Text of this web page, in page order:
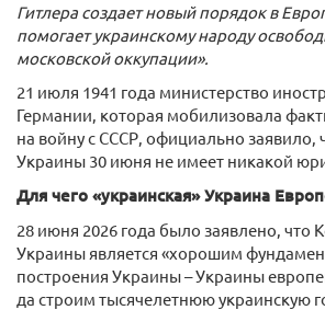
Гитлера создает новый порядок в
помогает украинскому народу
московской оккупации».
21 июля 1941 года министерство
Германии, которая мобилизовала
на войну с СССР, официально заявило,
Украины 30 июня не имеет никакой
Для чего «украинская» Украина
28 июня 2026 года было заявлено, что
Украины является «хорошим
построения Украины – Украины
да строим тысячелетнюю украинскую